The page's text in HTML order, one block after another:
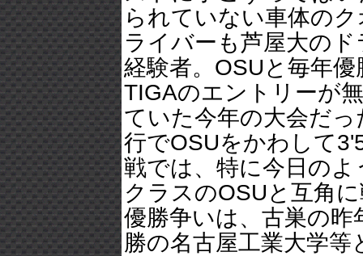
られていない車体の
ライバーも芦屋大の
経験者。OSUと毎年
TIGAのエントリーが
ていた今年の大会だ
行でOSUをかわして
戦では、特に今日の
クラスのOSUと互角
優勝争いは、古巣の
勝の名古屋工業大学